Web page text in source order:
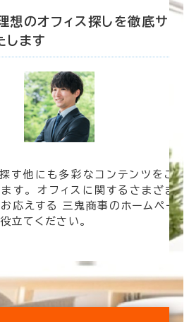
想のオフィス探しを徹底サ
します
す他にも多彩なコンテンツをご
す。 オフィスに関するさまざま
応えする 三鬼商事のホームペー
立てください。